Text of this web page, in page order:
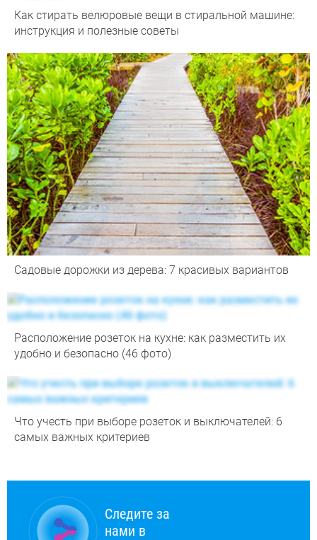
Как стирать велюровые вещи в стиральной машине:
инструкция и полезные советы
Садовые дорожки из дерева: 7 красивых вариантов
Расположение розеток на кухне: как разместить их
удобно и безопасно (46 фото)
Что учесть при выборе розеток и выключателей: 6
самых важных критериев
Следите за
нами в